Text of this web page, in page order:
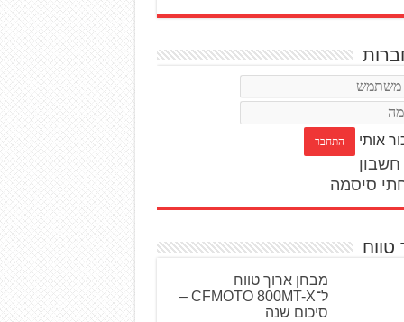
אותי
חשבון
סיסמה
טווח
מבחן ארוך טווח
ל־CFMOTO 800MT-X –
סיכום שנה